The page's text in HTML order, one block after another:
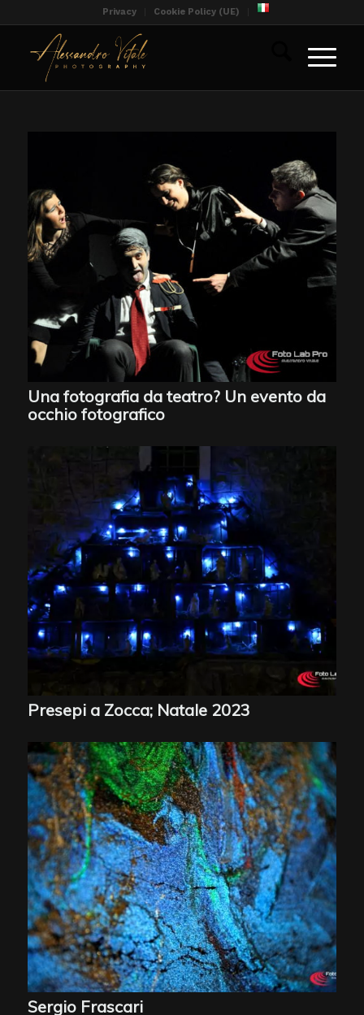
Privacy Cookie Policy (UE)
Una fotografia da teatro? Un evento da
occhio fotografico
Presepi a Zocca; Natale 2023
Sergio Frascari